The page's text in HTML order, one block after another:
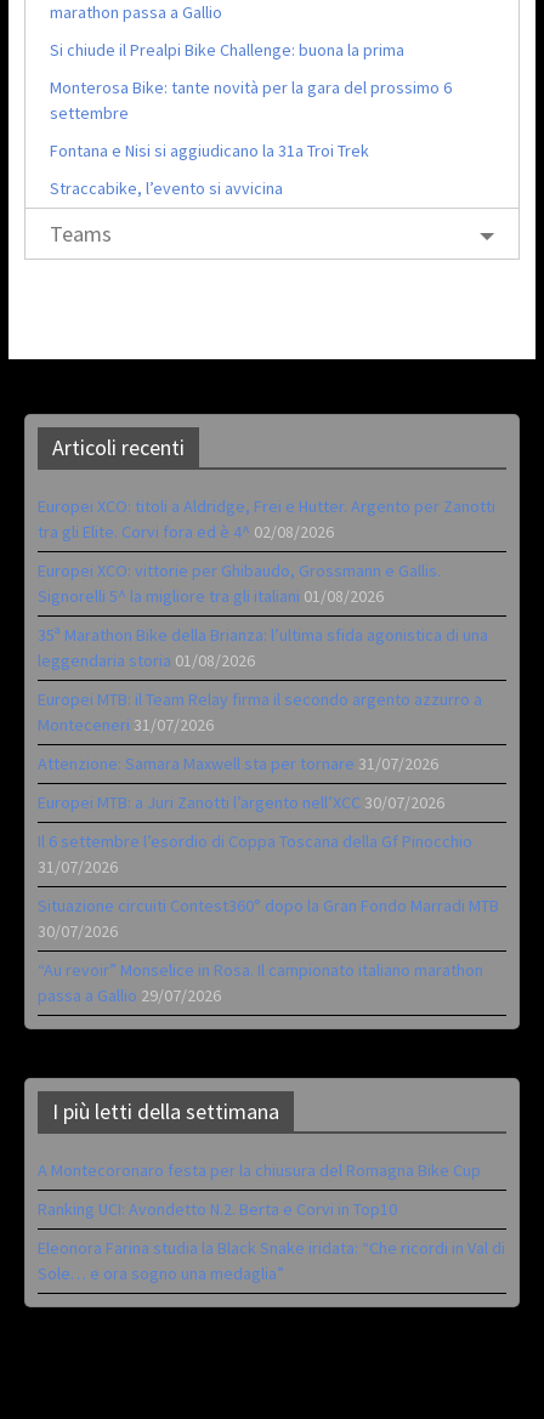
marathon passa a Gallio
Si chiude il Prealpi Bike Challenge: buona la prima
Monterosa Bike: tante novità per la gara del prossimo 6
settembre
Fontana e Nisi si aggiudicano la 31a Troi Trek
Straccabike, l’evento si avvicina
Teams
Articoli recenti
Europei XCO: titoli a Aldridge, Frei e Hutter. Argento per Zanotti
tra gli Elite. Corvi fora ed è 4^ 02/08/2026
Europei XCO: vittorie per Ghibaudo, Grossmann e Gallis.
Signorelli 5^ la migliore tra gli italiani 01/08/2026
35ª Marathon Bike della Brianza: l’ultima sfida agonistica di una
leggendaria storia 01/08/2026
Europei MTB: il Team Relay firma il secondo argento azzurro a
Monteceneri 31/07/2026
Attenzione: Samara Maxwell sta per tornare 31/07/2026
Europei MTB: a Juri Zanotti l’argento nell’XCC 30/07/2026
Il 6 settembre l’esordio di Coppa Toscana della Gf Pinocchio
31/07/2026
Situazione circuiti Contest360° dopo la Gran Fondo Marradi MTB
30/07/2026
“Au revoir” Monselice in Rosa. Il campionato italiano marathon
passa a Gallio 29/07/2026
I più letti della settimana
A Montecoronaro festa per la chiusura del Romagna Bike Cup
Ranking UCI: Avondetto N.2. Berta e Corvi in Top10
Eleonora Farina studia la Black Snake iridata: “Che ricordi in Val di
Sole… e ora sogno una medaglia”